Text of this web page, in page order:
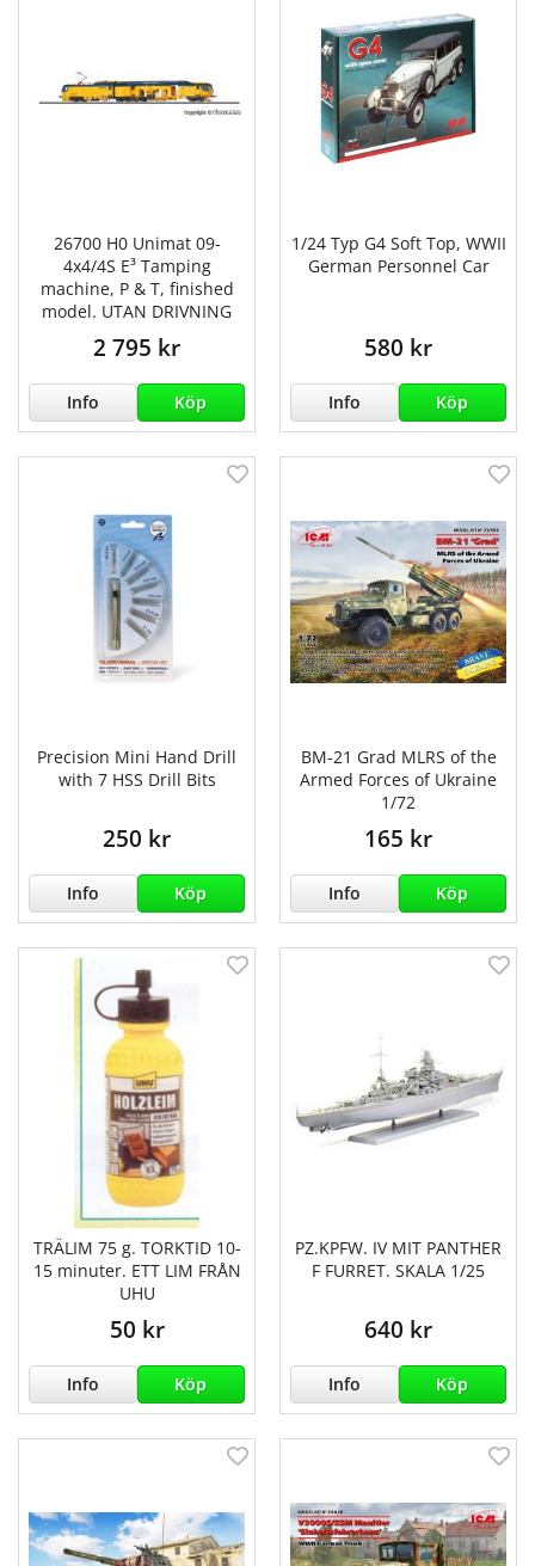
26700 H0 Unimat 09-
4x4/4S E³ Tamping
machine, P & T, finished
model. UTAN DRIVNING
2 795 kr
Info Köp
1/24 Typ G4 Soft Top, WWII
German Personnel Car
580 kr
Info Köp
Precision Mini Hand Drill
with 7 HSS Drill Bits
250 kr
Info Köp
BM-21 Grad MLRS of the
Armed Forces of Ukraine
1/72
165 kr
Info Köp
TRÄLIM 75 g. TORKTID 10-
15 minuter. ETT LIM FRÅN
UHU
50 kr
Info Köp
PZ.KPFW. IV MIT PANTHER
F FURRET. SKALA 1/25
640 kr
Info Köp